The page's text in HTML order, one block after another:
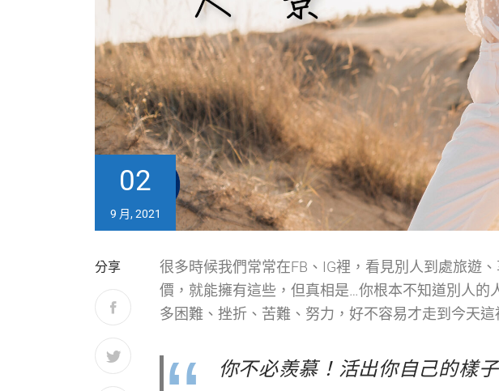
02
9 月, 2021
分享
很多時候我們常常在FB、IG裡，看見別人到處旅遊
價，就能擁有這些，但真相是…你根本不知道別人的
多困難、挫折、苦難、努力，好不容易才走到今天
你不必羨慕！活出你自己的樣